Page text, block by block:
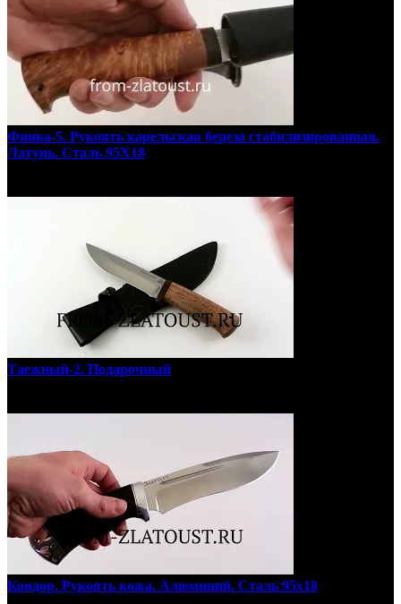
Финка-5. Рукоять карельская береза стабилизированная.
Латунь. Сталь 95Х18
Таежный-2. Подарочный
Кондор. Рукоять кожа. Алюминий. Сталь 95х18